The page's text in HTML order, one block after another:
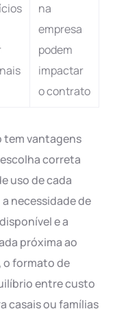
na
empresa
podem
impactar
o contrato
tem vantagens
correta
uso de cada
necessidade de
e a
próxima ao
o formato de
entre custo
casais ou famílias